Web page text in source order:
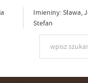
Imieniny: Sława,
Stefan